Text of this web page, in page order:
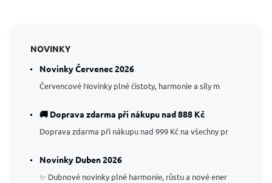
NOVINKY
Novinky Červenec 2026
Červencové Novinky plné čistoty, harmonie a síly m
🚚 Doprava zdarma při nákupu nad 888 Kč
Doprava zdarma při nákupu nad 999 Kč na všechny pr
Novinky Duben 2026
✨ Dubnové novinky plné harmonie, růstu a nové ener